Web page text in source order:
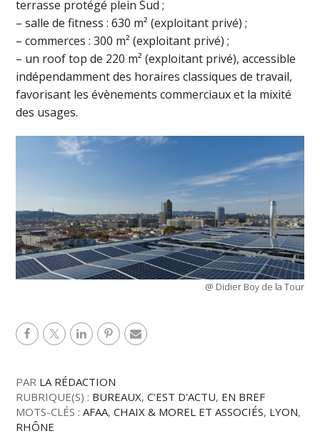
terrasse protégé plein Sud ;
– salle de fitness : 630 m² (exploitant privé) ;
– commerces : 300 m² (exploitant privé) ;
– un roof top de 220 m² (exploitant privé), accessible
indépendamment des horaires classiques de travail,
favorisant les évènements commerciaux et la mixité
des usages.
@ Didier Boy de la Tour
PAR LA RÉDACTION
RUBRIQUE(S) : BUREAUX,C'EST D'ACTU, EN BREF
MOTS-CLÉS :AFAA,CHAIX & MOREL ET ASSOCIÉS, LYON,
RHÔNE